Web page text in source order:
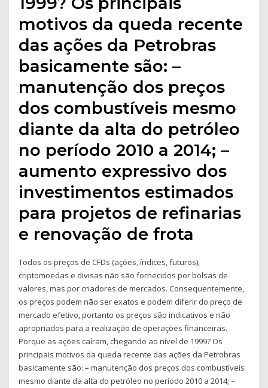
motivos da queda recente
das ações da Petrobras
basicamente são: –
manutenção dos preços
dos combustíveis mesmo
diante da alta do petróleo
no período 2010 a 2014; –
aumento expressivo dos
investimentos estimados
para projetos de refinarias
e renovação de frota
Todos os preços de CFDs (ações, índices, futuros),
criptomoedas e divisas não são fornecidos por bolsas de
valores, mas por criadores de mercados. Consequentemente,
os preços podem não ser exatos e podem diferir do preço de
mercado efetivo, portanto os preços são indicativos e não
apropriados para a realização de operações financeiras.
Porque as ações caíram, chegando ao nível de 1999? Os
principais motivos da queda recente das ações da Petrobras
basicamente são: – manutenção dos preços dos combustíveis
mesmo diante da alta do petróleo no período 2010 a 2014; –